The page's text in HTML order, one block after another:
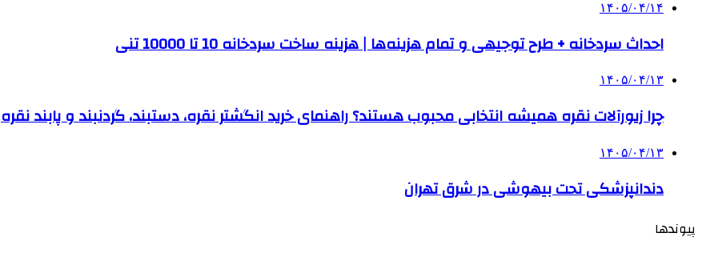
۱۴۰۵/۰۴/۱۴
احداث سردخانه + طرح توجیهی و تمام هزینه‌ها | هزینه ساخت سردخانه 10 تا 10000 تنی
۱۴۰۵/۰۴/۱۳
چرا زیورآلات نقره همیشه انتخابی محبوب هستند؟ راهنمای خرید انگشتر نقره، دستبند، گردنبند و پابند نقره
۱۴۰۵/۰۴/۱۳
دندانپزشکی تحت بیهوشی در شرق تهران
پیوندها